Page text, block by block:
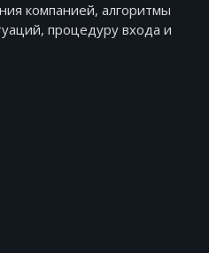
компанией, алгоритмы
процедуру входа и